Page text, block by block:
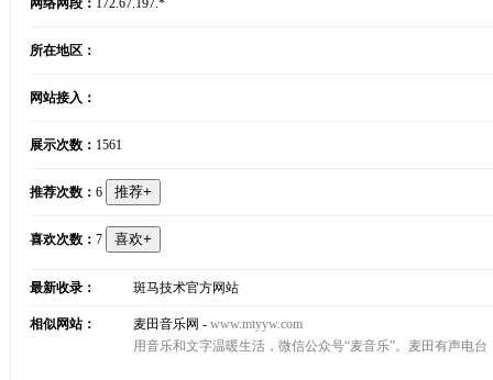
网络网段： 172.67.197.*
所在地区：
网站接入：
展示次数： 1561
推荐次数： 6
喜欢次数： 7
最新收录： 斑马技术官方网站
相似网站： 麦田音乐网 - www.mtyyw.com
用音乐和文字温暖生活，微信公众号“麦音乐”。麦田有声电